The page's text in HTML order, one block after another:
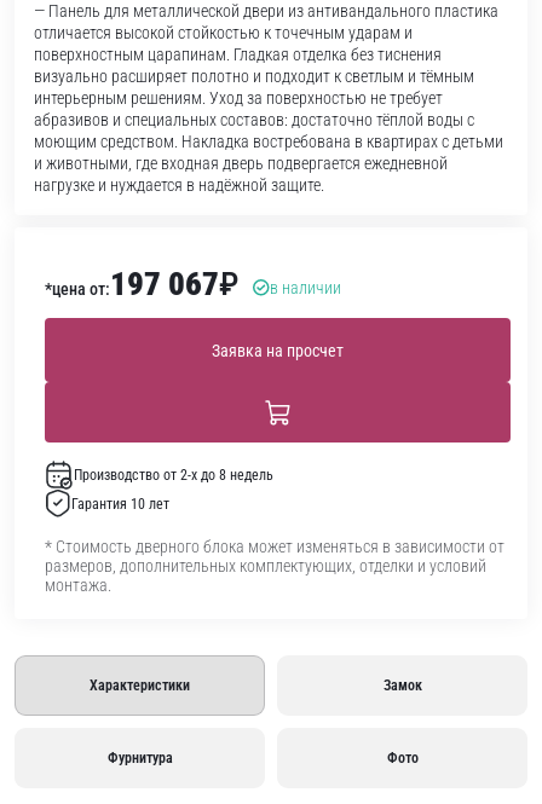
— Панель для металлической двери из антивандального пластика
отличается высокой стойкостью к точечным ударам и
поверхностным царапинам. Гладкая отделка без тиснения
визуально расширяет полотно и подходит к светлым и тёмным
интерьерным решениям. Уход за поверхностью не требует
абразивов и специальных составов: достаточно тёплой воды с
моющим средством. Накладка востребована в квартирах с детьми
и животными, где входная дверь подвергается ежедневной
нагрузке и нуждается в надёжной защите.
*цена от:197 067₽ в наличии
Заявка на просчет
Производство от 2-х до 8 недель
Гарантия 10 лет
* Стоимость дверного блока может изменяться в зависимости от
размеров, дополнительных комплектующих, отделки и условий
монтажа.
Характеристики Замок
Фурнитура Фото